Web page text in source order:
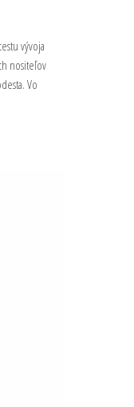
vývoja
nositeľov
Vo